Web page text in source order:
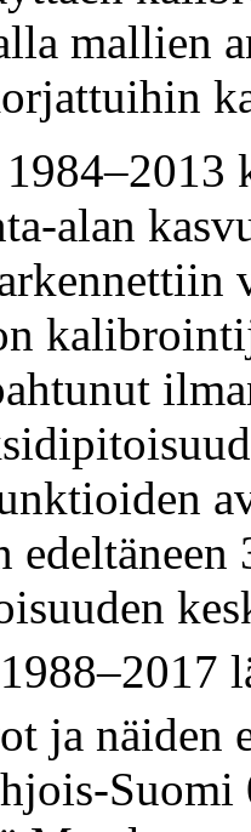
mallien
alan
ja näiden
Suomi